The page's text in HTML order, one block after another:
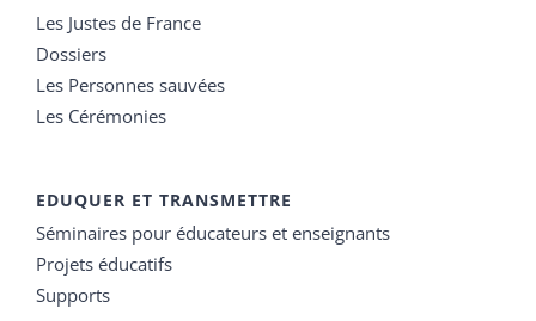
Les Justes de France
Dossiers
Les Personnes sauvées
Les Cérémonies
EDUQUER ET TRANSMETTRE
Séminaires pour éducateurs et enseignants
Projets éducatifs
Supports